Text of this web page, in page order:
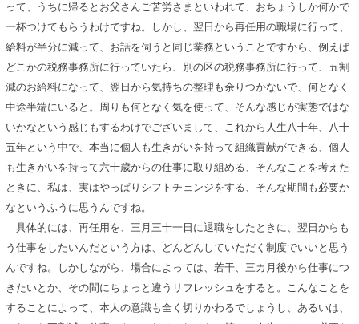
って、うちに帰るとお父さんご苦労さまといわれて、おちょうしか何かで
一杯つけてもらうわけですね。しかし、翌日から再任用の職場に行って、
給料が半分に減って、お話を伺うと同じ業務ということですから、例えば
どこかの税務事務所に行っていたら、別の区の税務事務所に行って、五割
減のお給料になって、翌日から気持ちの整理も余りつかないで、何となく
中途半端にいると。周りも何となく気を使って、そんな感じが実態ではな
いかなという感じもするわけでございまして、これから人生八十年、八十
五年という中で、本当に個人も生きがいを持って組織貢献ができる、個人
も生きがいを持って六十歳からの仕事に取り組める、そんなことを考えた
ときに、私は、実はやっぱりシフトチェンジをする、そんな期間も必要か
なというふうに思うんですね。
具体的には、再任用を、三月三十一日に退職をしたときに、翌日からも
う仕事をしたいんだという方は、どんどんしていただく制度でいいと思う
んですね。しかしながら、場合によっては、若干、三カ月後から仕事につ
きたいとか、その間にちょっと違うリフレッシュをすると。こんなことを
することによって、本人の意識も全く切りかわるでしょうし、あるいは、